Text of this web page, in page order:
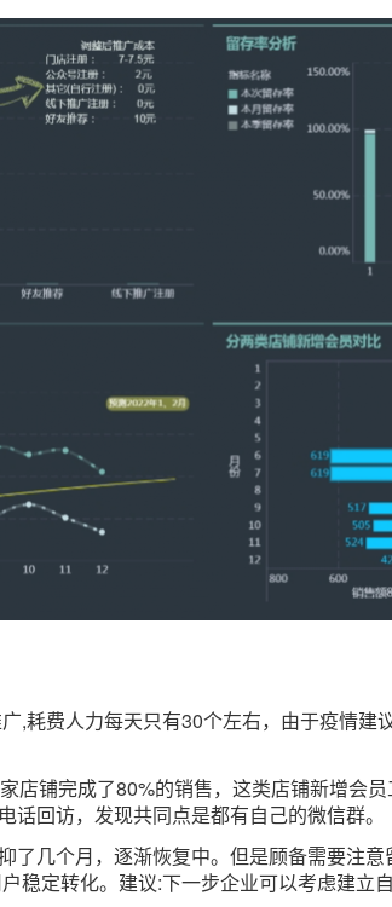
,耗费人力每天只有30个左右，由于疫情
店铺完成了80%的销售，这类店铺新增会
回访，发现共同点是都有自己的微信群。
了几个月，逐渐恢复中。但是顾备需要注
稳定转化。建议:下一步企业可以考虑建